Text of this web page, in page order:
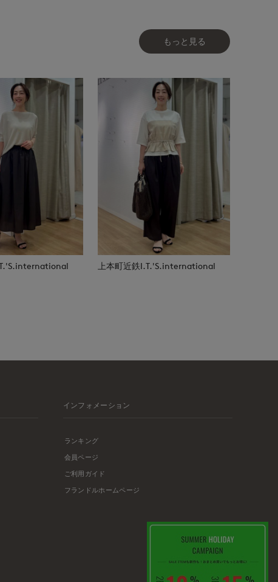
もっと見る
上本町近鉄I.T.'S.international
インフォメーション
ランキング
会員ページ
ご利用ガイド
フランドルホームページ